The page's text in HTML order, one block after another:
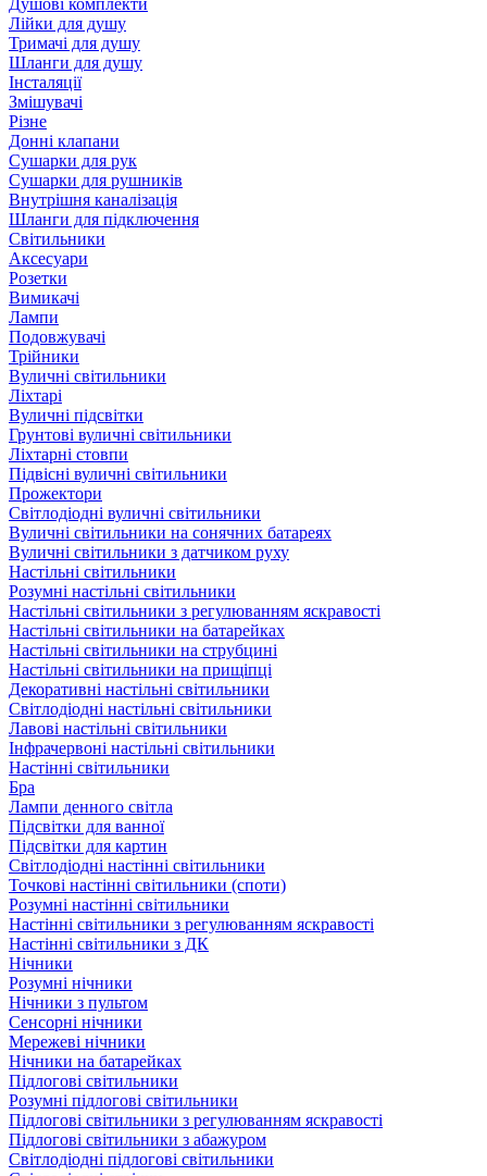
Душові комплекти
Лійки для душу
Тримачі для душу
Шланги для душу
Інсталяції
Змішувачі
Різне
Донні клапани
Сушарки для рук
Сушарки для рушників
Внутрішня каналізація
Шланги для підключення
Світильники
Аксесуари
Розетки
Вимикачі
Лампи
Подовжувачі
Трійники
Вуличні світильники
Ліхтарі
Вуличні підсвітки
Грунтові вуличні світильники
Ліхтарні стовпи
Підвісні вуличні світильники
Прожектори
Світлодіодні вуличні світильники
Вуличні світильники на сонячних батареях
Вуличні світильники з датчиком руху
Настільні світильники
Розумні настільні світильники
Настільні світильники з регулюванням яскравості
Настільні світильники на батарейках
Настільні світильники на струбцині
Настільні світильники на прищіпці
Декоративні настільні світильники
Світлодіодні настільні світильники
Лавові настільні світильники
Інфрачервоні настільні світильники
Настінні світильники
Бра
Лампи денного світла
Підсвітки для ванної
Підсвітки для картин
Світлодіодні настінні світильники
Точкові настінні світильники (споти)
Розумні настінні світильники
Настінні світильники з регулюванням яскравості
Настінні світильники з ДК
Нічники
Розумні нічники
Нічники з пультом
Сенсорні нічники
Мережеві нічники
Нічники на батарейках
Підлогові світильники
Розумні підлогові світильники
Підлогові світильники з регулюванням яскравості
Підлогові світильники з абажуром
Світлодіодні підлогові світильники